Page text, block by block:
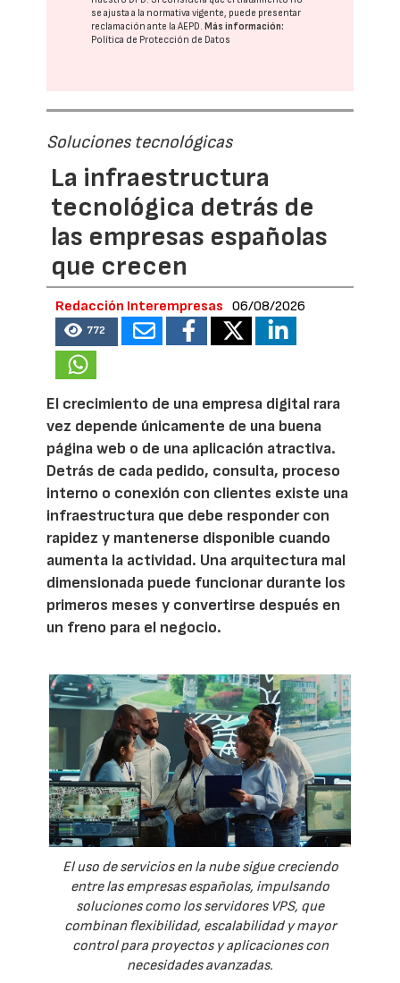
se ajusta a la normativa vigente, puede presentar
reclamación ante laAEPD.Más información:
Política de Protección de Datos
Soluciones tecnológicas
La infraestructura
tecnológica detrás de
las empresas españolas
que crecen
Redacción Interempresas 06/08/2026
772
El crecimiento de una empresa digital rara
vez depende únicamente de una buena
página web o de una aplicación atractiva.
Detrás de cada pedido, consulta, proceso
interno o conexión con clientes existe una
infraestructura que debe responder con
rapidez y mantenerse disponible cuando
aumenta la actividad. Una arquitectura mal
dimensionada puede funcionar durante los
primeros meses y convertirse después en
un freno para el negocio.
El uso de servicios en la nube sigue creciendo
entre las empresas españolas, impulsando
soluciones como los servidores VPS, que
combinan flexibilidad, escalabilidad y mayor
control para proyectos y aplicaciones con
necesidades avanzadas.